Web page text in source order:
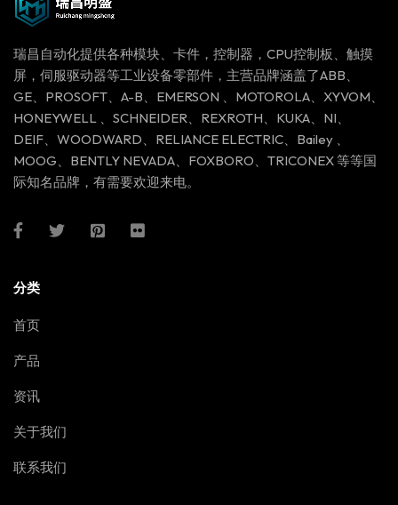
瑞昌自动化提供各种模块、卡件，控制器，CPU控制板、触摸
屏，伺服驱动器等工业设备零部件，主营品牌涵盖了ABB、
GE、PROSOFT、A-B、EMERSON 、MOTOROLA、XYVOM、
HONEYWELL 、SCHNEIDER、REXROTH、KUKA、NI、
DEIF、WOODWARD、RELIANCE ELECTRIC、Bailey 、
MOOG、BENTLY NEVADA、FOXBORO、TRICONEX 等等国
际知名品牌，有需要欢迎来电。
分类
首页
产品
资讯
关于我们
联系我们